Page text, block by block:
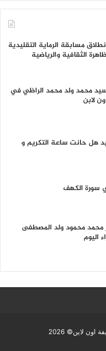
مسابقة الرماية التقليدية
الثقافية والرياضية
سيد محمد ولد محمد الراظي في
لابن
هل حانت ساعة التكريم و
سورة الكهف
محمد محمود ولد المصطفى
اليوم
لاين© 2026